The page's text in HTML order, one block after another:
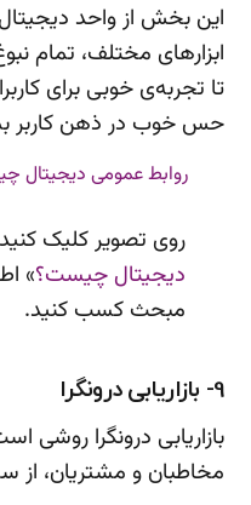
این بخش از واحد دیجیتال
ابزارهای مختلف، تمام
تا تجربه‌ی خوبی برای
حس خوب در ذهن کاربر
روی تصویر کلیک
دیجیتال چیست؟»
مبحث کسب کنید.
9- بازاریابی درونگرا
بازاریابی درونگرا روشی
مخاطبان و مشتریان،